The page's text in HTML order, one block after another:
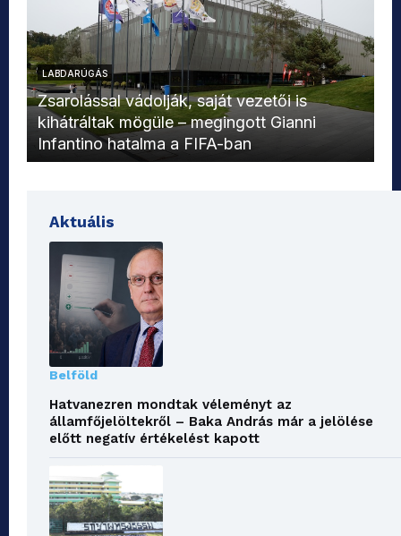
LABDARÚGÁS
Zsarolással vádolják, saját vezetői is
kihátráltak mögüle – megingott Gianni
Infantino hatalma a FIFA-ban
Aktuális
Belföld
Hatvanezren mondtak véleményt az
államfőjelöltekről – Baka András már a jelölése
előtt negatív értékelést kapott